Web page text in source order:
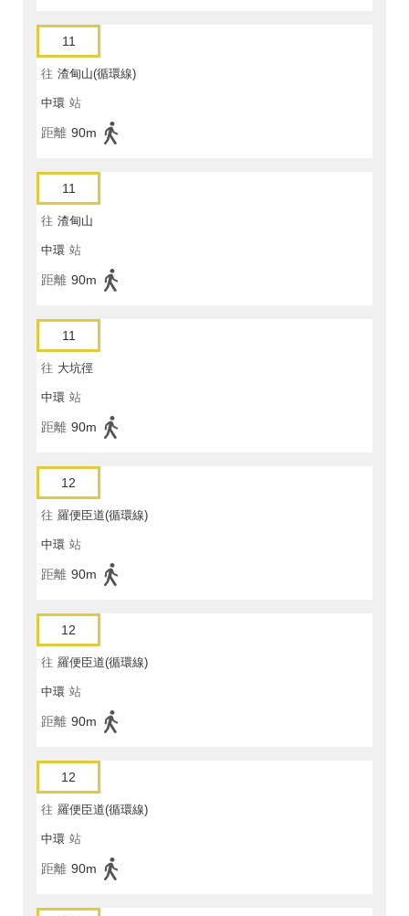
11
往 渣甸山(循環線)
中環 站
距離 90m
11
往 渣甸山
中環 站
距離 90m
11
往 大坑徑
中環 站
距離 90m
12
往 羅便臣道(循環線)
中環 站
距離 90m
12
往 羅便臣道(循環線)
中環 站
距離 90m
12
往 羅便臣道(循環線)
中環 站
距離 90m